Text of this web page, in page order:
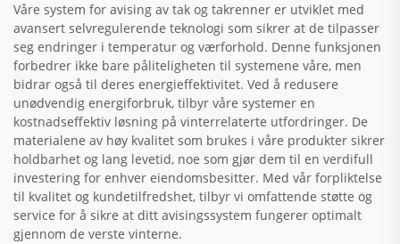
Våre system for avising av tak og takrenner er utviklet med
avansert selvregulerende teknologi som sikrer at de tilpasser
seg endringer i temperatur og værforhold. Denne funksjonen
forbedrer ikke bare påliteligheten til systemene våre, men
bidrar også til deres energieffektivitet. Ved å redusere
unødvendig energiforbruk, tilbyr våre systemer en
kostnadseffektiv løsning på vinterrelaterte utfordringer. De
materialene av høy kvalitet som brukes i våre produkter sikrer
holdbarhet og lang levetid, noe som gjør dem til en verdifull
investering for enhver eiendomsbesitter. Med vår forpliktelse
til kvalitet og kundetilfredshet, tilbyr vi omfattende støtte og
service for å sikre at ditt avisingssystem fungerer optimalt
gjennom de verste vinterne.